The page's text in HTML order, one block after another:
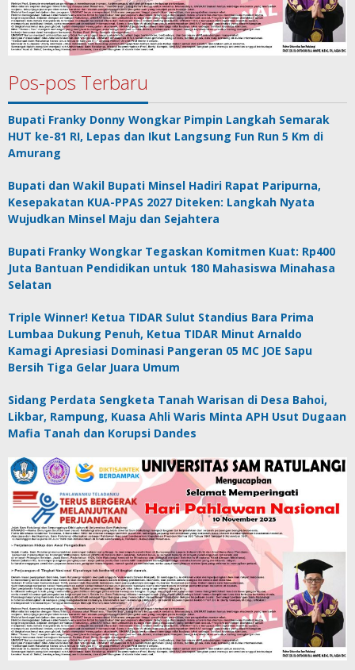
Pos-pos Terbaru
Bupati Franky Donny Wongkar Pimpin Langkah Semarak
HUT ke-81 RI, Lepas dan Ikut Langsung Fun Run 5 Km di
Amurang
Bupati dan Wakil Bupati Minsel Hadiri Rapat Paripurna,
Kesepakatan KUA-PPAS 2027 Diteken: Langkah Nyata
Wujudkan Minsel Maju dan Sejahtera
Bupati Franky Wongkar Tegaskan Komitmen Kuat: Rp400
Juta Bantuan Pendidikan untuk 180 Mahasiswa Minahasa
Selatan
Triple Winner! Ketua TIDAR Sulut Standius Bara Prima
Lumbaa Dukung Penuh, Ketua TIDAR Minut Arnaldo
Kamagi Apresiasi Dominasi Pangeran 05 MC JOE Sapu
Bersih Tiga Gelar Juara Umum
Sidang Perdata Sengketa Tanah Warisan di Desa Bahoi,
Likbar, Rampung, Kuasa Ahli Waris Minta APH Usut Dugaan
Mafia Tanah dan Korupsi Dandes